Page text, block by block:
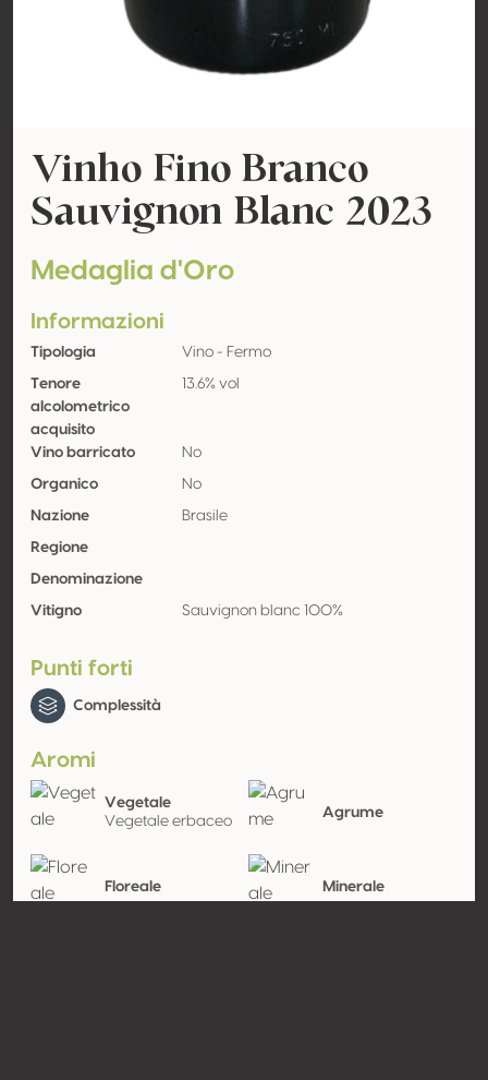
Vinho Fino Branco
Sauvignon Blanc 2023
Medaglia d'Oro
Informazioni
Tipologia Vino - Fermo
Tenore
alcolometrico
acquisito
13.6% vol
Vino barricato No
Organico No
Nazione Brasile
Regione
Denominazione
Vitigno Sauvignon blanc 100%
Punti forti
Complessità
Aromi
Vegetale
Vegetale erbaceo
Agrume
Floreale Minerale